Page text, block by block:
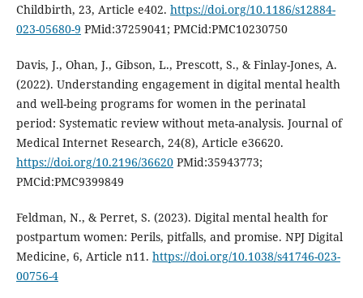
Childbirth, 23, Article e402. https://doi.org/10.1186/s12884-
023-05680-9 PMid:37259041; PMCid:PMC10230750
Davis, J., Ohan, J., Gibson, L., Prescott, S., & Finlay-Jones, A.
(2022). Understanding engagement in digital mental health
and well-being programs for women in the perinatal
period: Systematic review without meta-analysis. Journal of
Medical Internet Research, 24(8), Article e36620.
https://doi.org/10.2196/36620PMid:35943773;
PMCid:PMC9399849
Feldman, N., & Perret, S. (2023). Digital mental health for
postpartum women: Perils, pitfalls, and promise. NPJ Digital
Medicine, 6, Article n11. https://doi.org/10.1038/s41746-023-
00756-4